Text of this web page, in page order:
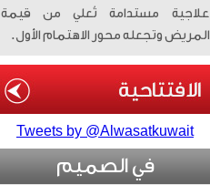
علاجية مستدامة تُعلي من قيمة
المريض وتجعله محور الاهتمام الأول.
Tweets by @Alwasatkuwait
في الصميم